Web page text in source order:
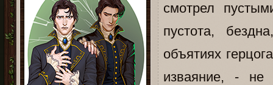
смотрел
пустота,
объятиях
изваяние, - не